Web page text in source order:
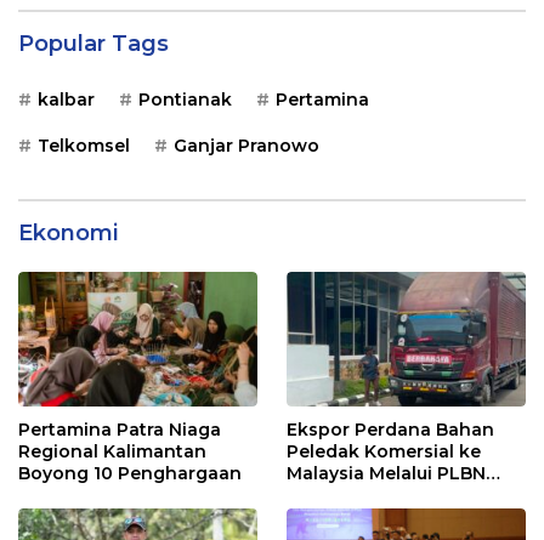
Popular Tags
kalbar Pontianak Pertamina
Telkomsel Ganjar Pranowo
Ekonomi
Pertamina Patra Niaga
Regional Kalimantan
Boyong 10 Penghargaan
Ekspor Perdana Bahan
Peledak Komersial ke
Malaysia Melalui PLBN